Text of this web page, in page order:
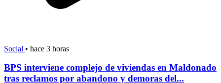
Social • hace 3 horas
BPS interviene complejo de viviendas en Maldonado
tras reclamos por abandono y demoras del...